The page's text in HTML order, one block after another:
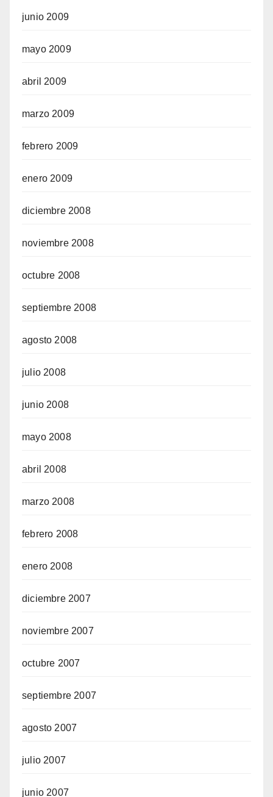
junio 2009
mayo 2009
abril 2009
marzo 2009
febrero 2009
enero 2009
diciembre 2008
noviembre 2008
octubre 2008
septiembre 2008
agosto 2008
julio 2008
junio 2008
mayo 2008
abril 2008
marzo 2008
febrero 2008
enero 2008
diciembre 2007
noviembre 2007
octubre 2007
septiembre 2007
agosto 2007
julio 2007
junio 2007